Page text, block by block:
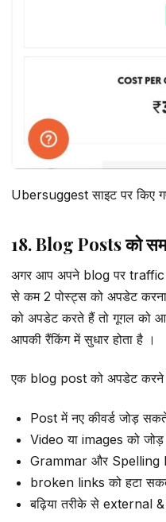
Ubersuggest साइट पर किए
18. Blog Posts को
अगर आप अपने blog पर traffic
से कम 2 पोस्ट्स को अपडेट
को अपडेट करते हैं तो गूगल को
आपकी रैंकिंग में सुधार होता है ।
एक blog post को अपडेट
Post में नए कीवर्ड जोड़
Video या images को
Grammar और Spelling
broken links को हटा
बढ़िया तरीके से external